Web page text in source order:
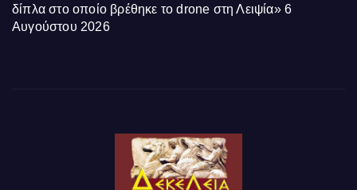
δίπλα στο οποίο βρέθηκε το drone στη Λειψία» 6
Αυγούστου 2026